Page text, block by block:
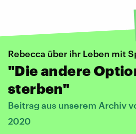
Rebecca über ihr Leben mit
"Die andere
sterben"
Beitrag aus unserem Archiv
2020